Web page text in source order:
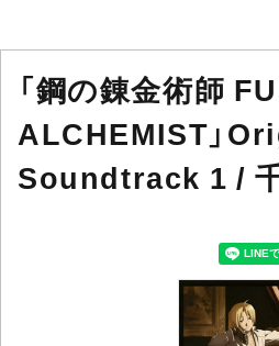
「鋼の錬金術師
ALCHEMIST」
Soundtrack 1 /